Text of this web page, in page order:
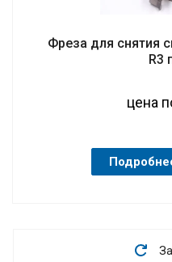
Фреза для снятия
R3
цена